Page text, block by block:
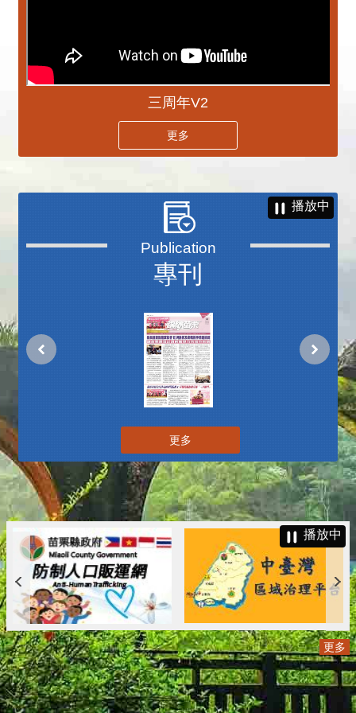
三周年V2
更多
專刊
播放中
更多
播放中
更多